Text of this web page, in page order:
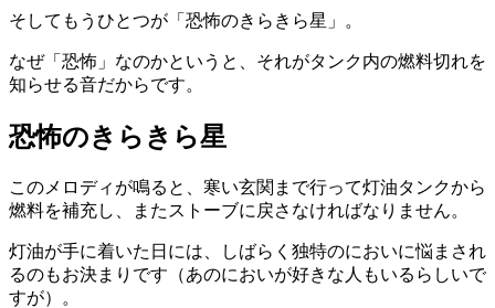
そしてもうひとつが「恐怖のきらきら星」。
なぜ「恐怖」なのかというと、それがタンク内の燃料切れを
知らせる音だからです。
恐怖のきらきら星
このメロディが鳴ると、寒い玄関まで行って灯油タンクから
燃料を補充し、またストーブに戻さなければなりません。
灯油が手に着いた日には、しばらく独特のにおいに悩まされ
るのもお決まりです（あのにおいが好きな人もいるらしいで
すが）。